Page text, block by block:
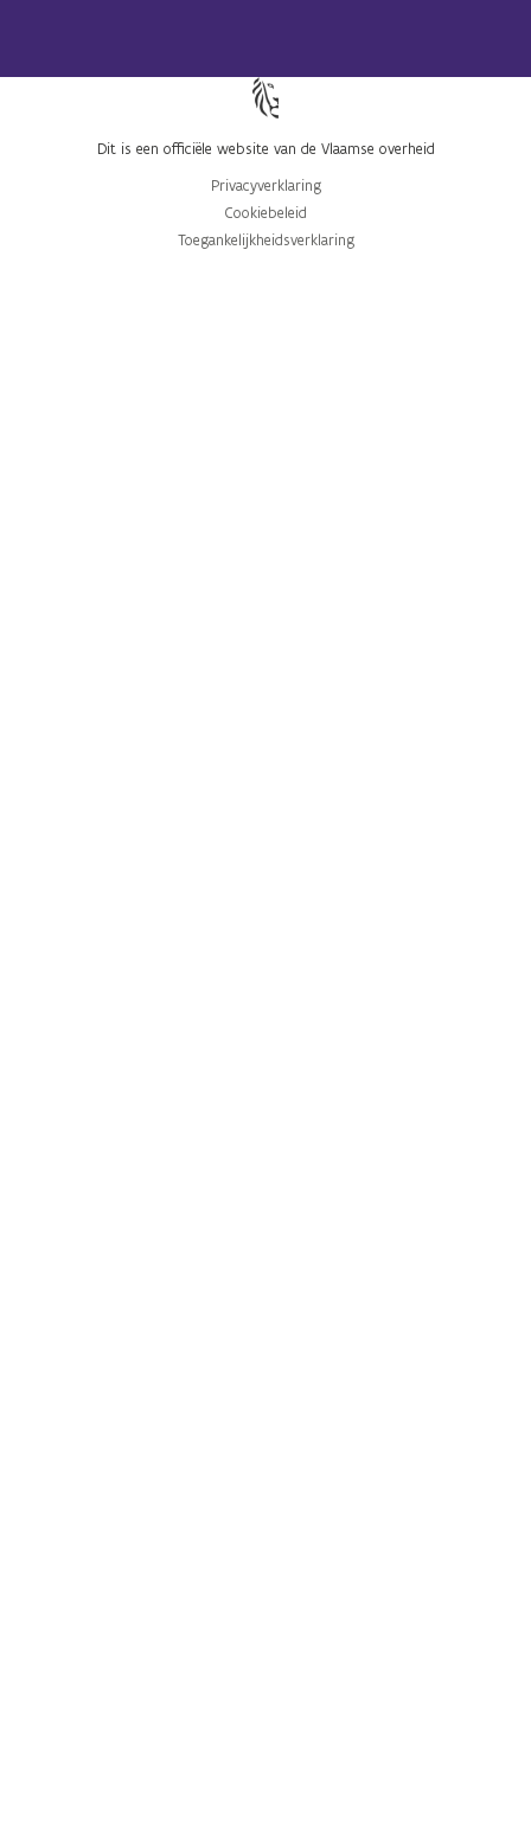
Dit is een officiële website van de Vlaamse overheid
Privacyverklaring
Cookiebeleid
Toegankelijkheidsverklaring